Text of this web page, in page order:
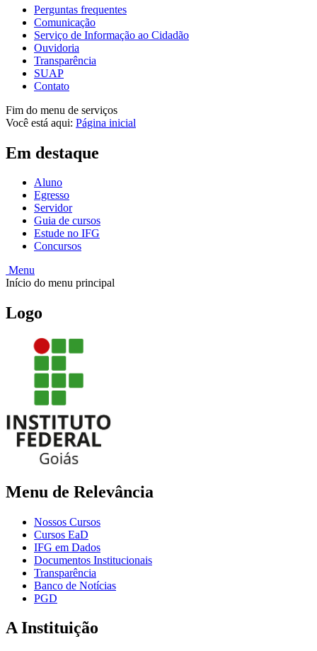
Perguntas frequentes
Comunicação
Serviço de Informação ao Cidadão
Ouvidoria
Transparência
SUAP
Contato
Fim do menu de serviços
Você está aqui: Página inicial
Em destaque
Aluno
Egresso
Servidor
Guia de cursos
Estude no IFG
Concursos
Menu
Início do menu principal
Logo
Menu de Relevância
Nossos Cursos
Cursos EaD
IFG em Dados
Documentos Institucionais
Transparência
Banco de Notícias
PGD
A Instituição